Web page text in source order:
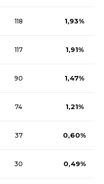
118 1,93%
117 1,91%
90 1,47%
74 1,21%
37 0,60%
30 0,49%